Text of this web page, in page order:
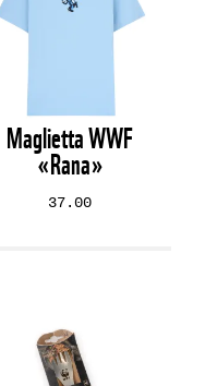
Maglietta WWF
«Rana»
37.00